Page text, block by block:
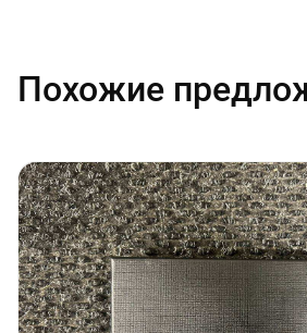
Похожие